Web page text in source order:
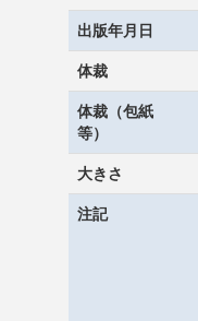
出版年月日
体裁
体裁（包紙
等）
大きさ
注記